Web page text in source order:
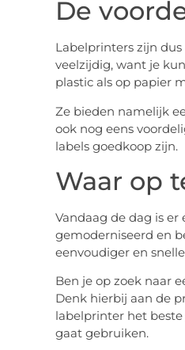
De
Labelprinters zijn dus
veelzijdig, want je
plastic als op papier
Ze bieden namelijk
ook nog eens
labels goedkoop zijn.
Waar op
Vandaag de dag is
gemoderniseerd en
eenvoudiger en
Ben je op zoek naar
Denk hierbij aan de
labelprinter het beste
gaat gebruiken.